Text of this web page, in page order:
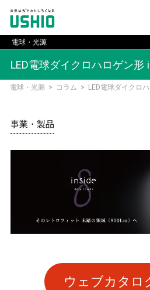
電球・光源
LED電球ダイクロハロゲン形
電球・光源 > コラム > LED電球ダイクロ
事業・製品
ウェブカタロ